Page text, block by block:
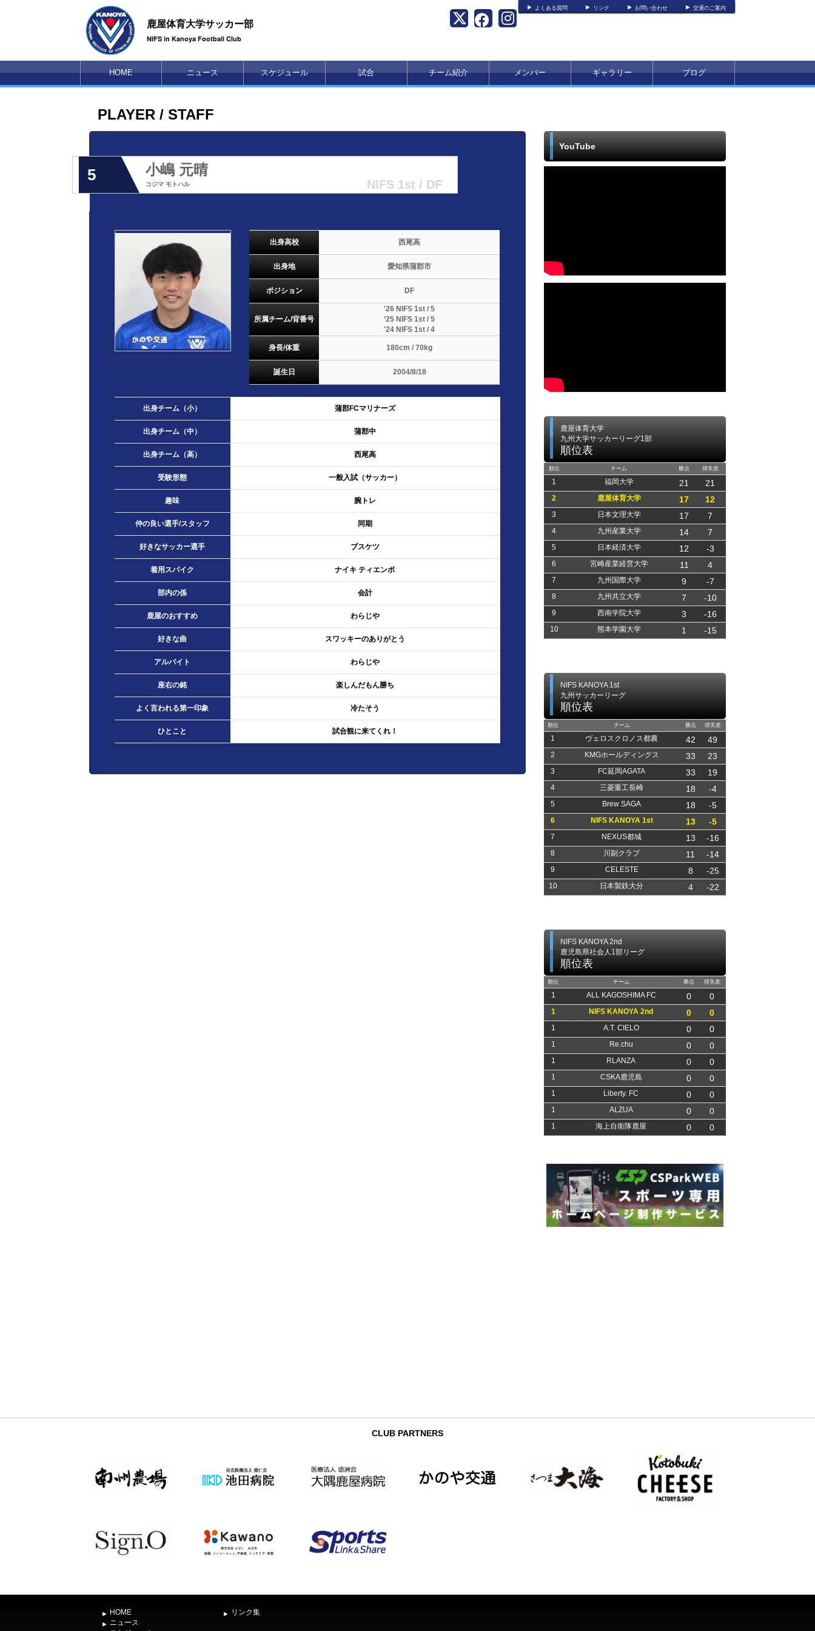
よくある質問 リンク お問い合わせ 交通のご案内
鹿屋体育大学サッカー部
NIFS in Kanoya Football Club
HOME ニュース スケジュール 試合 チーム紹介 メンバー ギャラリー ブログ
PLAYER / STAFF
5 小嶋 元晴
コジマ モトハル NIFS 1st / DF
出身高校 西尾高
出身地 愛知県蒲郡市
ポジション DF
所属チーム/背番号
'26 NIFS 1st / 5
‘25 NIFS 1st / 5
'24 NIFS 1st / 4
身長/体重 180cm / 70kg
誕生日 2004/8/18
出身チーム（小） 蒲郡FCマリナーズ
出身チーム（中） 蒲郡中
出身チーム（高） 西尾高
受験形態 一般入試（サッカー）
趣味 腕トレ
仲の良い選手/スタッフ 同期
好きなサッカー選手 ブスケツ
着用スパイク ナイキ ティエンポ
部内の係 会計
鹿屋のおすすめ わらじや
好きな曲 スワッキーのありがとう
アルバイト わらじや
座右の銘 楽しんだもん勝ち
よく言われる第一印象 冷たそう
ひとこと 試合観に来てくれ！
YouTube
鹿屋体育大学
九州大学サッカーリーグ1部
順位表
順位 チーム 勝点 得失差
1 福岡大学 21 21
2 鹿屋体育大学 17 12
3 日本文理大学 17 7
4 九州産業大学 14 7
5 日本経済大学 12 -3
6 宮崎産業経営大学 11 4
7 九州国際大学 9 -7
8 九州共立大学 7 -10
9 西南学院大学 3 -16
10 熊本学園大学 1 -15
NIFS KANOYA 1st
九州サッカーリーグ
順位表
順位 チーム 勝点 得失差
1 ヴェロスクロノス都農 42 49
2 KMGホールディングス 33 23
3 FC延岡AGATA 33 19
4 三菱重工長崎 18 -4
5 Brew SAGA 18 -5
6 NIFS KANOYA 1st 13 -5
7 NEXUS都城 13 -16
8 川副クラブ 11 -14
9 CELESTE 8 -25
10 日本製鉄大分 4 -22
NIFS KANOYA 2nd
鹿児島県社会人1部リーグ
順位表
順位 チーム 勝点 得失差
1 ALL KAGOSHIMA FC 0 0
1 NIFS KANOYA 2nd 0 0
1 A.T. CIELO 0 0
1 Re.chu 0 0
1 RLANZA 0 0
1 CSKA鹿児島 0 0
1 Liberty. FC 0 0
1 ALZUA 0 0
1 海上自衛隊鹿屋 0 0
CLUB PARTNERS
HOME
ニュース
リンク集